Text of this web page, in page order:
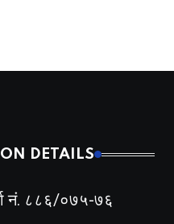
DETAILS
नं. ८८६/०७५-७६